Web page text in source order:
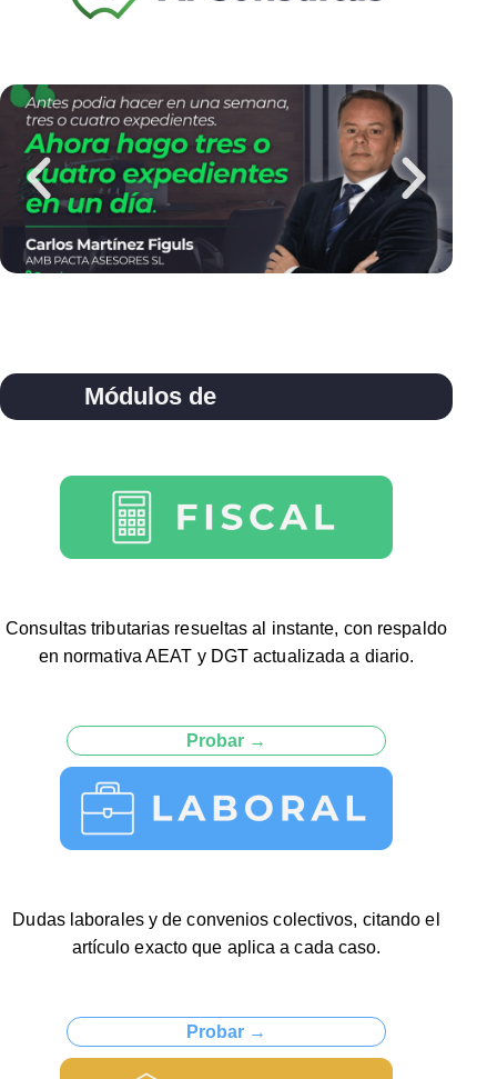
Módulos de
Consultas tributarias resueltas al instante, con respaldo
en normativa AEAT y DGT actualizada a diario.
Probar →
Dudas laborales y de convenios colectivos, citando el
artículo exacto que aplica a cada caso.
Probar →